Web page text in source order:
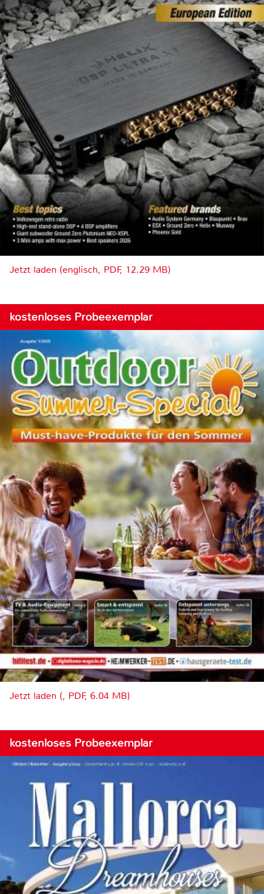
Jetzt laden (englisch, PDF, 12.29 MB)
kostenloses Probeexemplar
Jetzt laden (, PDF, 6.04 MB)
kostenloses Probeexemplar